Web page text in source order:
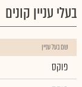
בעלי עניין קונים
שם בעל עניין
פוקס